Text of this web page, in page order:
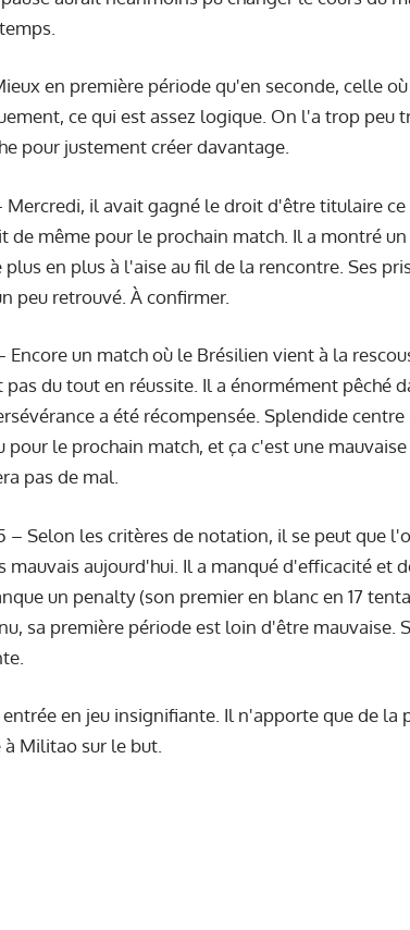
en première période qu'en seconde, celle
ce qui est assez logique. On l'a trop peu
pour justement créer davantage.
Mercredi, il avait gagné le droit d'être titulaire
de même pour le prochain match. Il a montré
en plus à l'aise au fil de la rencontre. Ses
peu retrouvé. À confirmer.
Encore un match où le Brésilien vient à la
du tout en réussite. Il a énormément pêché
a été récompensée. Splendide
pour le prochain match, et ça c'est une
pas de mal.
– Selon les critères de notation, il se peut que
mauvais aujourd'hui. Il a manqué d'efficacité et
un penalty (son premier en blanc en 17
sa première période est loin d'être mauvaise.
en jeu insignifiante. Il n'apporte que de la
Militao sur le but.